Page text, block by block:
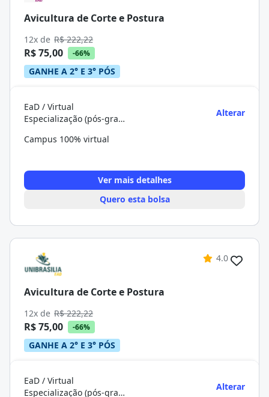
Avicultura de Corte e Postura
12x de R$ 222,22
R$ 75,00 -66%
GANHE A 2° E 3° PÓS
EaD / Virtual
Especialização (pós-graduação)
Alterar
Campus 100% virtual
Ver mais detalhes
Quero esta bolsa
4.0
Avicultura de Corte e Postura
12x de R$ 222,22
R$ 75,00 -66%
GANHE A 2° E 3° PÓS
EaD / Virtual
Especialização (pós-graduação)
Alterar